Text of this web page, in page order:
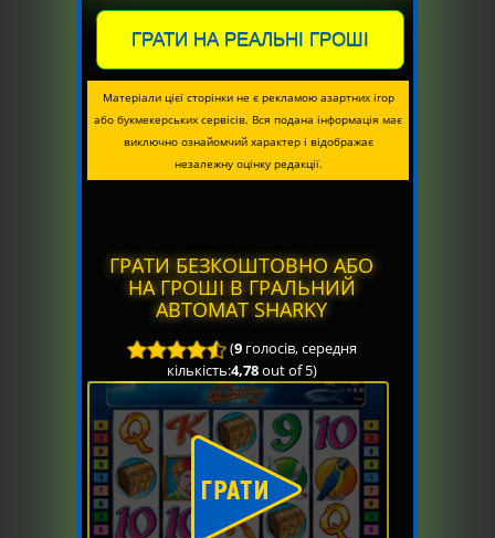
ГРАТИ НА РЕАЛЬНІ ГРОШІ
Матеріали цієї сторінки не є рекламою азартних ігор
або букмекерських сервісів. Вся подана інформація має
виключно ознайомчий характер і відображає
незалежну оцінку редакції.
ГРАТИ БЕЗКОШТОВНО АБО
НА ГРОШІ В ГРАЛЬНИЙ
АВТОМАТ SHARKY
(9голосів, середня
кількість:4,78out of 5)